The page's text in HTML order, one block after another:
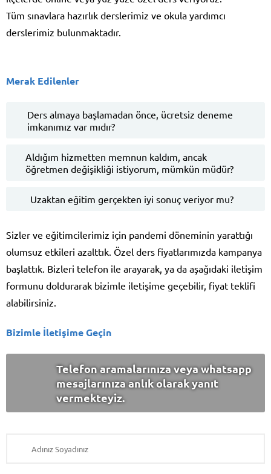
Tüm sınavlara hazırlık derslerimiz ve okula yardımcı
derslerimiz bulunmaktadır.
Merak Edilenler
Ders almaya başlamadan önce, ücretsiz deneme
imkanımız var mıdır?
Aldığım hizmetten memnun kaldım, ancak
öğretmen değişikliği istiyorum, mümkün müdür?
Uzaktan eğitim gerçekten iyi sonuç veriyor mu?
Sizler ve eğitimcilerimiz için pandemi döneminin yarattığı
olumsuz etkileri azalttık. Özel ders fiyatlarımızda kampanya
başlattık. Bizleri telefon ile arayarak, ya da aşağıdaki iletişim
formunu doldurarak bizimle iletişime geçebilir, fiyat teklifi
alabilirsiniz.
Bizimle İletişime Geçin
Telefon aramalarınıza veya whatsapp
mesajlarınıza anlık olarak yanıt
vermekteyiz.